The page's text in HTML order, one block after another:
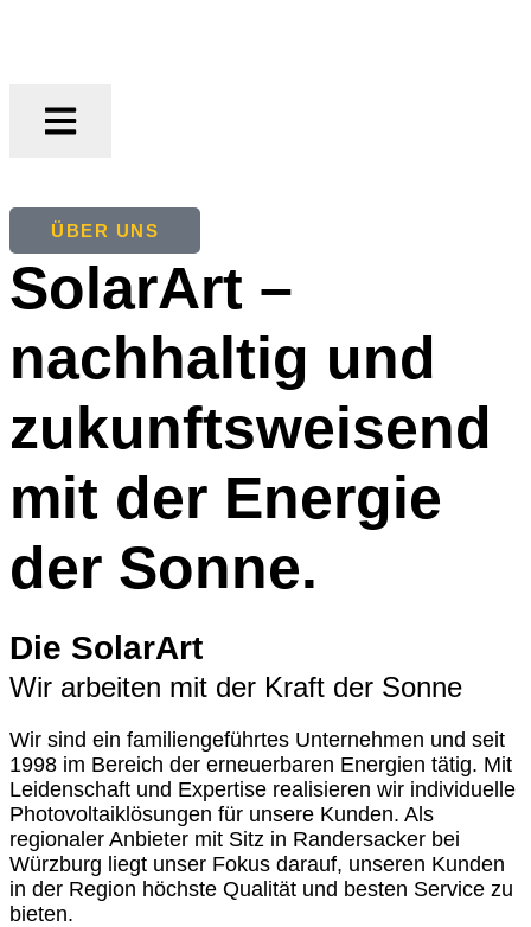
ÜBER UNS
SolarArt –
nachhaltig und
zukunfts­weisend
mit der Energie
der Sonne.
Die SolarArt
Wir arbeiten mit der Kraft der Sonne
Wir sind ein familiengeführtes Unternehmen und seit
1998 im Bereich der erneuerbaren Energien tätig. Mit
Leidenschaft und Expertise realisieren wir individuelle
Photovoltaiklösungen für unsere Kunden. Als
regionaler Anbieter mit Sitz in Randersacker bei
Würzburg liegt unser Fokus darauf, unseren Kunden
in der Region höchste Qualität und besten Service zu
bieten.